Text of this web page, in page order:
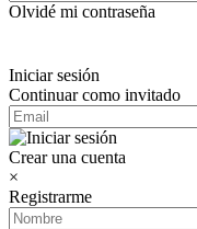
Olvidé mi contraseña
Iniciar sesión
Continuar como invitado
Crear una cuenta
×
Registrarme